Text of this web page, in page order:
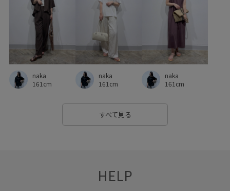
naka
161cm
naka
161cm
naka
161cm
すべて見る
HELP